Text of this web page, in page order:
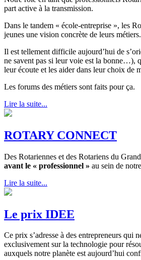
part active à la transmission.
Dans le tandem « école-entreprise », les
jeunes une vision concrète de leurs métiers.
Il est tellement difficile aujourd’hui de
ne savent pas si leur voie est la bonne…),
leur écoute et les aider dans leur choix de
Les forums des métiers sont faits pour ça.
Lire la suite...
ROTARY CONNECT
Des Rotariennes et des Rotariens du
avant le « professionnel » au sein de
Lire la suite...
Le prix IDEE
Ce prix s’adresse à des entrepreneurs qui
exclusivement sur la technologie pour
auxquels notre planète est aujourd’hui